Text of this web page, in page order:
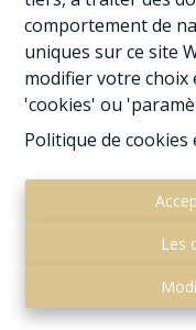
comportement de
uniques sur ce site
modifier votre choix
'cookies' ou
Politique de cookies
Les